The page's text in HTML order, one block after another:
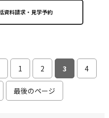
1 2 3 4
最後のページ